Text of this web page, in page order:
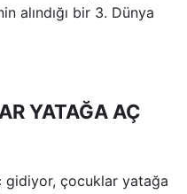
alındığı bir 3. Dünya
YATAĞA AÇ
gidiyor, çocuklar yatağa